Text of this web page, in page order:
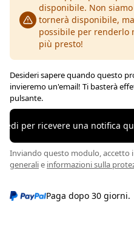
disponibile. Non
tornerà disponibile,
possibile per renderlo
più presto!
Desideri sapere quando questo
invieremo un'email! Ti basterà
pulsante.
per ricevere una notifica
Inviando questo modulo, accetto
generalie informazioni sulla
Paga dopo 30 giorni.